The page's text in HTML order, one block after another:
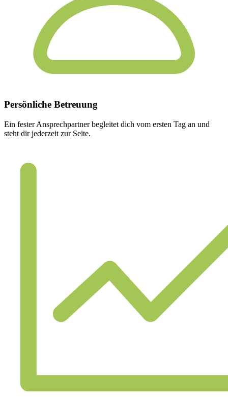
Persönliche Betreuung
Ein fester Ansprechpartner begleitet dich vom ersten Tag an und
steht dir jederzeit zur Seite.